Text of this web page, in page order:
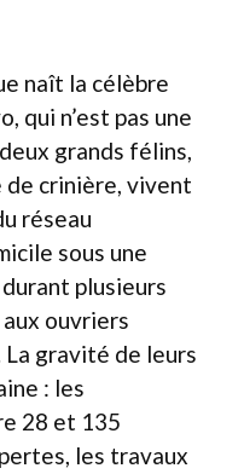
naît la célèbre
qui n’est pas une
grands félins,
de crinière, vivent
réseau
sous une
plusieurs
ouvriers
gravité de leurs
: les
28 et 135
les travaux